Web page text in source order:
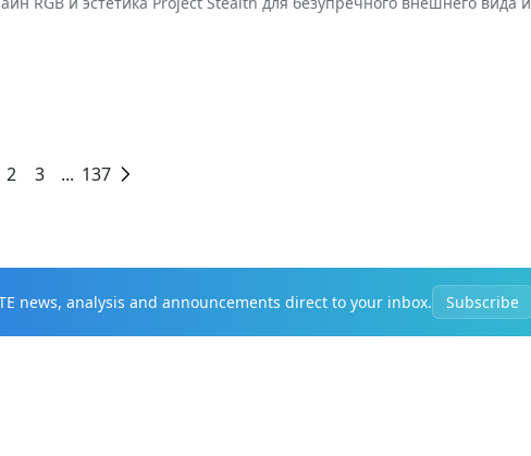
2 3 ... 137
news, analysis and announcements direct to your inbox. Subscribe